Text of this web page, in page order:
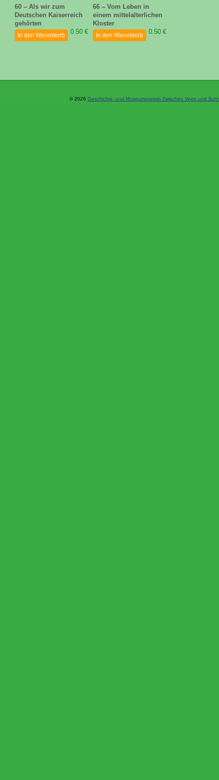
60 – Als wir zum
Deutschen Kaiserreich
gehörten
0.50 €
In den Warenkorb
66 – Vom Leben in
einem mittelalterlichen
Kloster
0.50 €
In den Warenkorb
© 2026 Geschichts- und Museumsverein Zwischen Venn und